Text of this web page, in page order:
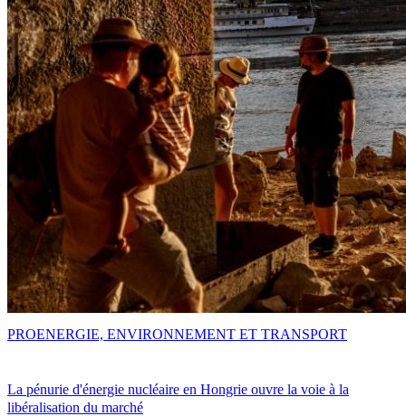
La pénurie d'énergie nucléaire en Hongrie ouvre la voie à la
libéralisation du marché
PROENERGIE, ENVIRONNEMENT ET TRANSPORT